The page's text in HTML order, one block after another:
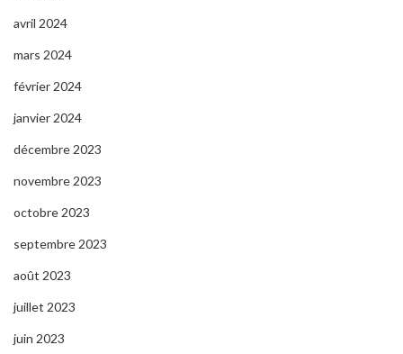
avril 2024
mars 2024
février 2024
janvier 2024
décembre 2023
novembre 2023
octobre 2023
septembre 2023
août 2023
juillet 2023
juin 2023